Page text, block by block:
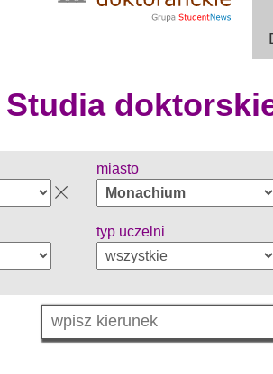
Studia
miasto
typ uczelni